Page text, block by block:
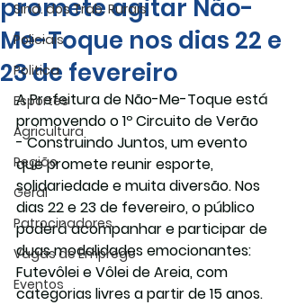
Sind. dos Trab. Rurais
Policiais
Politica
Esportes
Agricultura
Região
Geral
Patrocinadores
Vagas de Emprego
Eventos
promete agitar Não-
Me-Toque nos dias 22 e
23 de fevereiro
A Prefeitura de Não-Me-Toque está
promovendo o 1º Circuito de Verão
- Construindo Juntos, um evento
que promete reunir esporte,
solidariedade e muita diversão. Nos
dias 22 e 23 de fevereiro, o público
poderá acompanhar e participar de
duas modalidades emocionantes:
Futevôlei e Vôlei de Areia, com
categorias livres a partir de 15 anos.